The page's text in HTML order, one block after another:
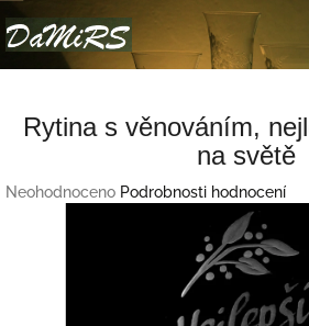
na
obsah
Rytina s věnováním,
na světě
Průměrné
Neohodnoceno Podrobnosti hodnocení